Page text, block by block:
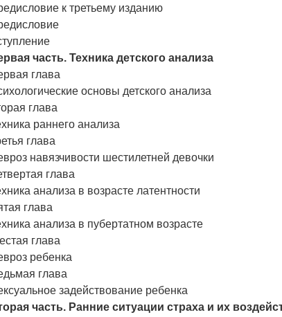
к третьему изданию
часть. Техника детского анализа
глава
основы детского анализа
глава
раннего анализа
глава
навязчивости шестилетней девочки
глава
анализа в возрасте латентности
глава
анализа в пубертатном возрасте
глава
ребенка
глава
задействование ребенка
часть. Ранние ситуации страха и их